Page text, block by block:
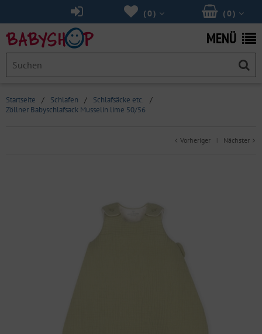
(0 )
(0 )
MENÜ
Startseite / Schlafen / Schlafsäcke etc.
/
Zöllner Babyschlafsack Musselin lime 50/56
Vorheriger | Nächster